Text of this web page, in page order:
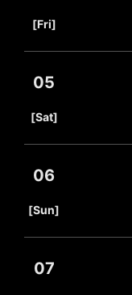
[Fri]
05
[Sat]
06
[Sun]
07